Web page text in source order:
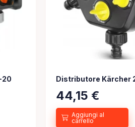
20 Distributore Kärcher
44,15 €